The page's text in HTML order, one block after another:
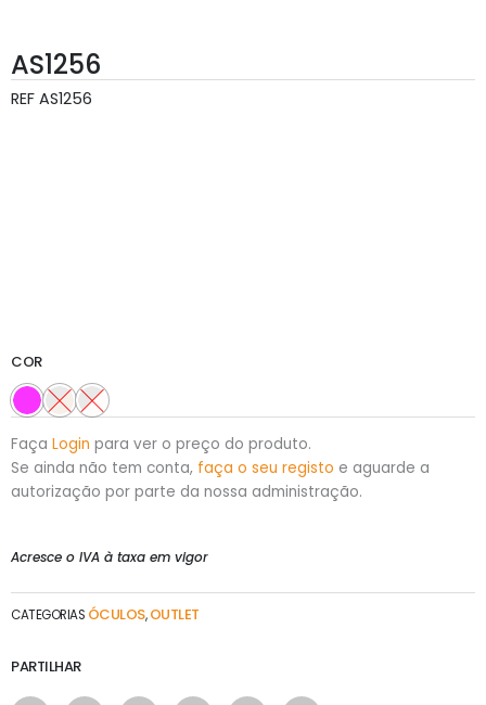
AS1256
REF AS1256
COR
Faça Login para ver o preço do produto.
Se ainda não tem conta, faça o seu registo e aguarde a
autorização por parte da nossa administração.
Acresce o IVA à taxa em vigor
CATEGORIAS ÓCULOS,OUTLET
PARTILHAR